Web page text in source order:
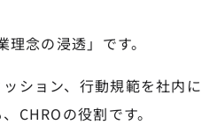
念の浸透」です。
ション、行動規範を社内に
CHROの役割です。